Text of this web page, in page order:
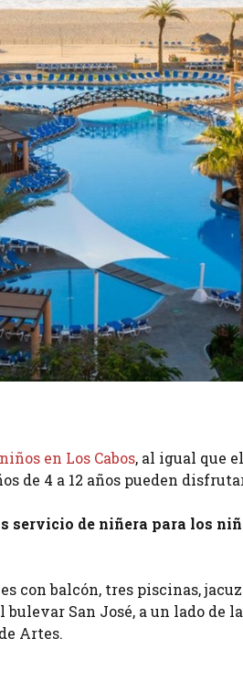
en Los Cabos, al igual que
de 4 a 12 años pueden
servicio de niñera para los
con balcón, tres piscinas,
San José, a un lado de
Artes.